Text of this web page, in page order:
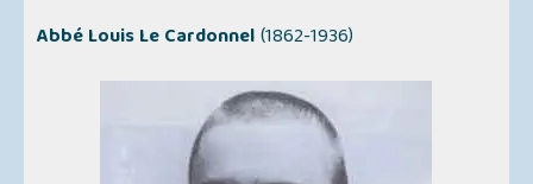
Abbé Louis Le Cardonnel(1862-1936)